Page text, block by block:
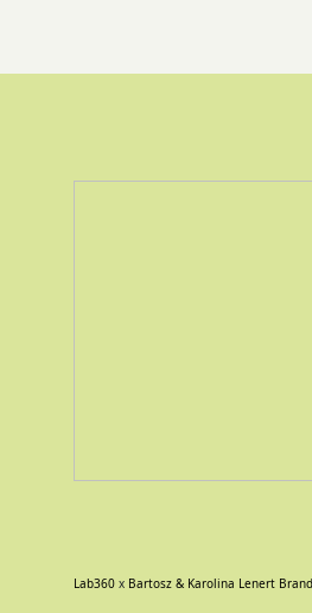
Lab360 x Bartosz & Karolina Lenert